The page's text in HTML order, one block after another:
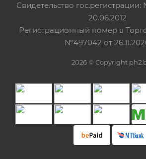
Свидетельство гос.регистрации:
20.06.2012
Регистрационный номер в
№497042 от
2026 © Copyright